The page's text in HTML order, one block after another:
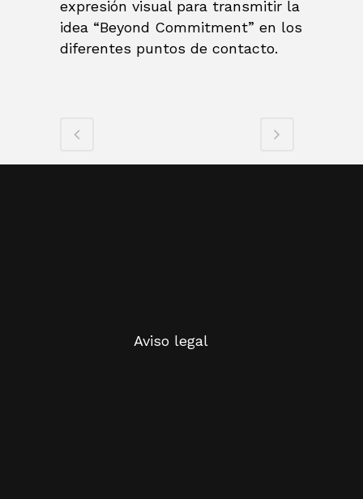
expresión visual para transmitir la
idea “Beyond Commitment” en los
diferentes puntos de contacto.
Aviso legal